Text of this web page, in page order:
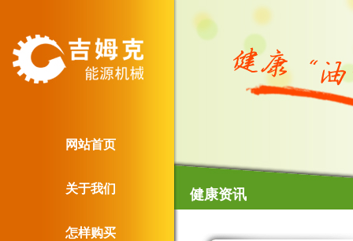
网站首页
关于我们
怎样购买
健康资讯